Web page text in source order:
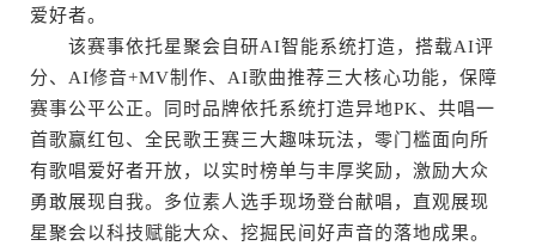
爱好者。
该赛事依托星聚会自研AI智能系统打造，搭载AI评
分、AI修音+MV制作、AI歌曲推荐三大核心功能，保障
赛事公平公正。同时品牌依托系统打造异地PK、共唱一
首歌赢红包、全民歌王赛三大趣味玩法，零门槛面向所
有歌唱爱好者开放，以实时榜单与丰厚奖励，激励大众
勇敢展现自我。多位素人选手现场登台献唱，直观展现
星聚会以科技赋能大众、挖掘民间好声音的落地成果。